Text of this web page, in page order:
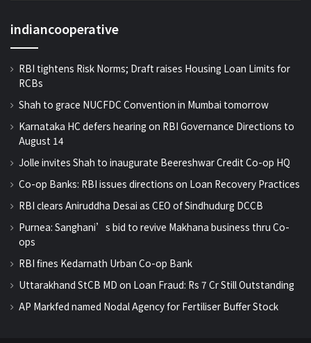
indiancooperative
RBI tightens Risk Norms; Draft raises Housing Loan Limits for
RCBs
Shah to grace NUCFDC Convention in Mumbai tomorrow
Karnataka HC defers hearing on RBI Governance Directions to
August 14
Jolle invites Shah to inaugurate Beereshwar Credit Co-op HQ
Co-op Banks: RBI issues directions on Loan Recovery Practices
RBI clears Aniruddha Desai as CEO of Sindhudurg DCCB
Purnea: Sanghani’s bid to revive Makhana business thru Co-
ops
RBI fines Kedarnath Urban Co-op Bank
Uttarakhand StCB MD on Loan Fraud: Rs 7 Cr Still Outstanding
AP Markfed named Nodal Agency for Fertiliser Buffer Stock